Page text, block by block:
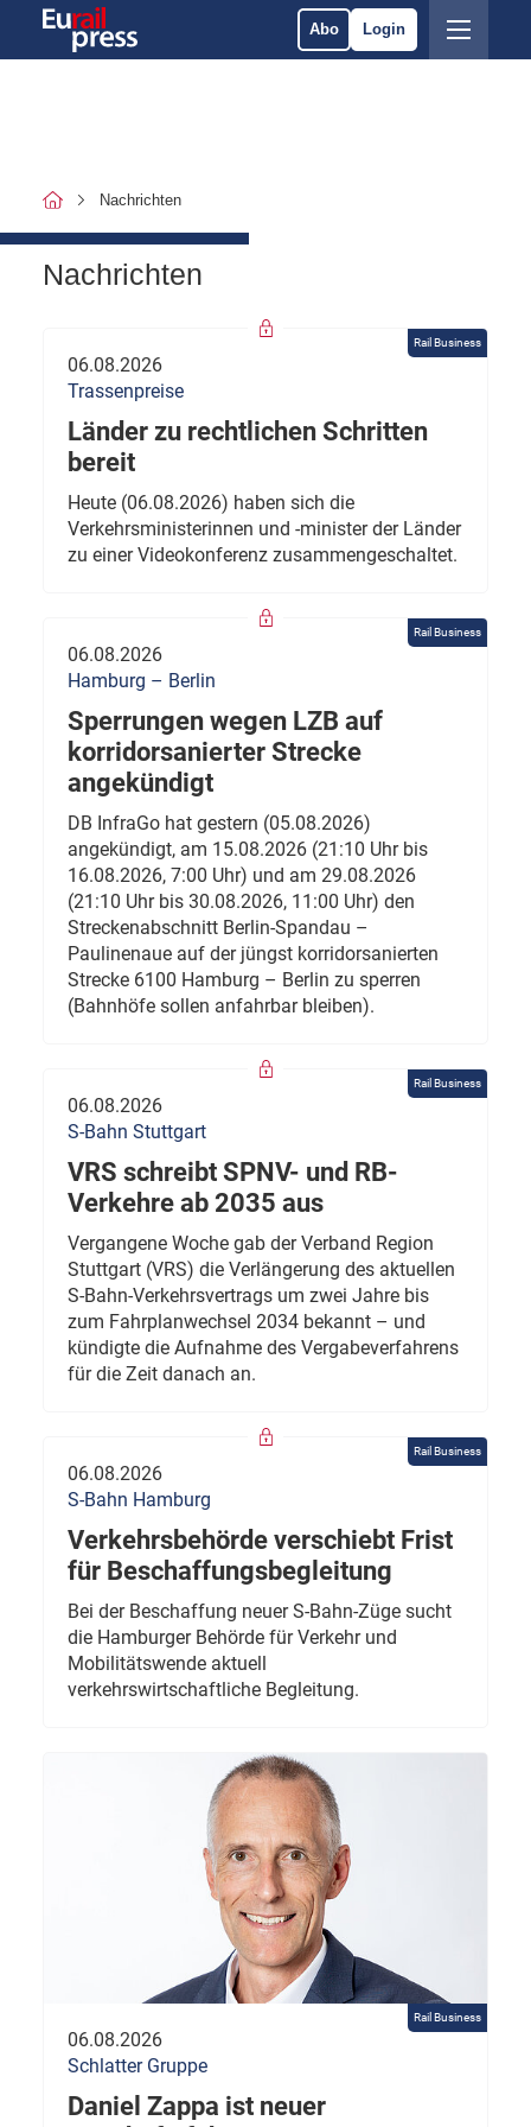
Abo Login
Nachrichten
Nachrichten
Rail Business
06.08.2026
Trassenpreise
Länder zu rechtlichen Schritten
bereit
Heute (06.08.2026) haben sich die
Verkehrsministerinnen und -minister der Länder
zu einer Videokonferenz zusammengeschaltet.
Rail Business
06.08.2026
Hamburg – Berlin
Sperrungen wegen LZB auf
korridorsanierter Strecke
angekündigt
DB InfraGo hat gestern (05.08.2026)
angekündigt, am 15.08.2026 (21:10 Uhr bis
16.08.2026, 7:00 Uhr) und am 29.08.2026
(21:10 Uhr bis 30.08.2026, 11:00 Uhr) den
Streckenabschnitt Berlin-Spandau –
Paulinenaue auf der jüngst korridorsanierten
Strecke 6100 Hamburg – Berlin zu sperren
(Bahnhöfe sollen anfahrbar bleiben).
Rail Business
06.08.2026
S-Bahn Stuttgart
VRS schreibt SPNV- und RB-
Verkehre ab 2035 aus
Vergangene Woche gab der Verband Region
Stuttgart (VRS) die Verlängerung des aktuellen
S-Bahn-Verkehrsvertrags um zwei Jahre bis
zum Fahrplanwechsel 2034 bekannt – und
kündigte die Aufnahme des Vergabeverfahrens
für die Zeit danach an.
Rail Business
06.08.2026
S-Bahn Hamburg
Verkehrsbehörde verschiebt Frist
für Beschaffungsbegleitung
Bei der Beschaffung neuer S-Bahn-Züge sucht
die Hamburger Behörde für Verkehr und
Mobilitätswende aktuell
verkehrswirtschaftliche Begleitung.
Rail Business
06.08.2026
Schlatter Gruppe
Daniel Zappa ist neuer